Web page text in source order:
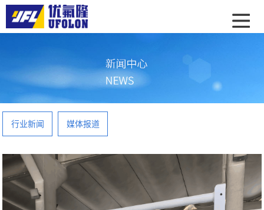
行业新闻 媒体报道